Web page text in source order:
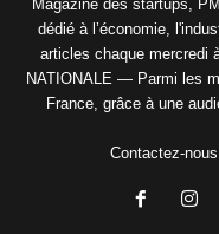
Magazine des startups,
dédié à l’économie,
articles chaque mercredi
NATIONALE — Parmi les
France, grâce à une
Contactez-